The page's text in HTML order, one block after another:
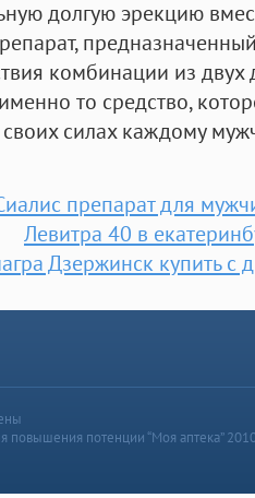
долгую эрекцию
комбинации из двух
то средство,
силах каждому
препарат для
Левитра 40 в
Дзержинск купить с
повышения потенции “Моя аптека”